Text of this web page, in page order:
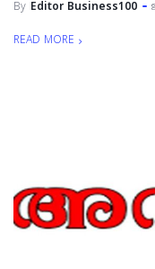
By Editor Business100
READ MORE